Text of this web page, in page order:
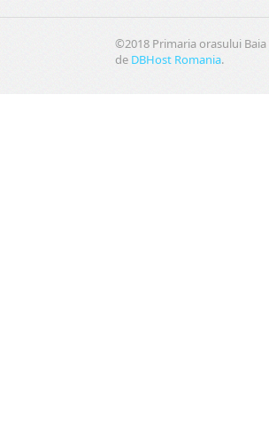
©2018 Primaria orasului
de DBHost Romania.